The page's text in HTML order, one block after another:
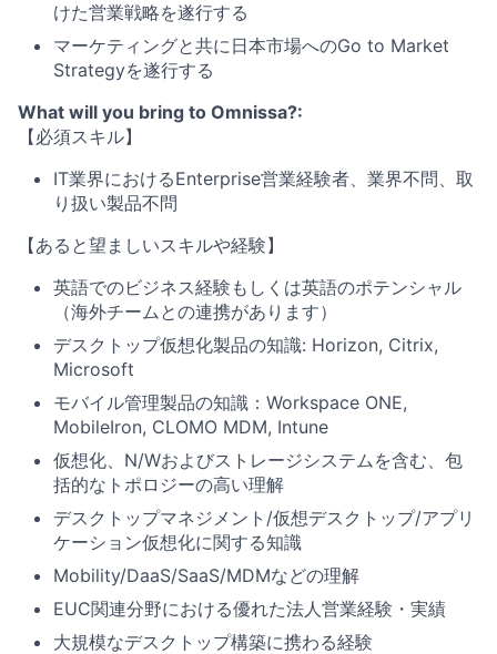
けた営業戦略を遂行する
マーケティングと共に日本市場へのGo to Market
Strategyを遂行する
What will you bring to Omnissa?:
【必須スキル】
IT業界におけるEnterprise営業経験者、業界不問、取
り扱い製品不問
【あると望ましいスキルや経験】
英語でのビジネス経験もしくは英語のポテンシャル
（海外チームとの連携があります）
デスクトップ仮想化製品の知識: Horizon, Citrix,
Microsoft
モバイル管理製品の知識：Workspace ONE,
MobileIron, CLOMO MDM, Intune
仮想化、N/Wおよびストレージシステムを含む、包
括的なトポロジーの高い理解
デスクトップマネジメント/仮想デスクトップ/アプリ
ケーション仮想化に関する知識
Mobility/DaaS/SaaS/MDMなどの理解
EUC関連分野における優れた法人営業経験・実績
大規模なデスクトップ構築に携わる経験